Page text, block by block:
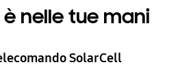
nelle tue mani
SolarCell